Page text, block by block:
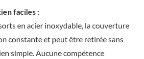
faciles :
en acier inoxydable, la couverture
constante et peut être retirée sans
simple. Aucune compétence